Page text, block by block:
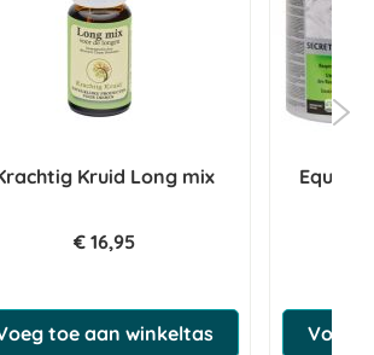
Kruid Long mix
€ 16,95
toe aan winkeltas Voeg